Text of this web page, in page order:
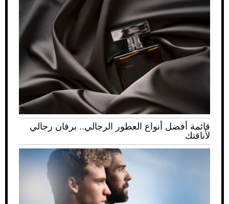
قائمة أفضل أنواع العطور الرجالي.. برفان رجالي
لأناقتك